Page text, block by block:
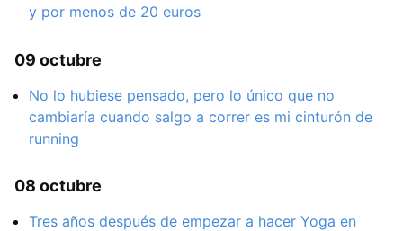
y por menos de 20 euros
09 octubre
No lo hubiese pensado, pero lo único que no
cambiaría cuando salgo a correr es mi cinturón de
running
08 octubre
Tres años después de empezar a hacer Yoga en